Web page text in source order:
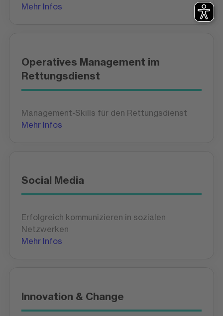
Mehr Infos
Operatives Management im
Rettungsdienst
Management-Skills für den Rettungsdienst
Mehr Infos
Social Media
Erfolgreich kommunizieren in sozialen
Netzwerken
Mehr Infos
Innovation & Change